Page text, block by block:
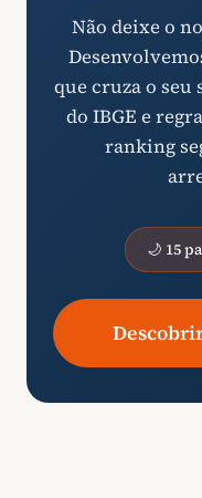
Não deixe o
que cruza o
do IBGE e
ranking
🌙 15